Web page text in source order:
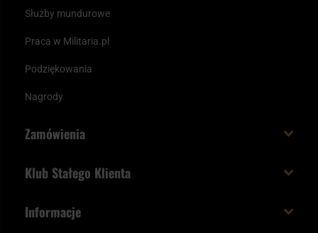
Służby mundurowe
Praca w Militaria.pl
Podziękowania
Nagrody
Zamówienia
Paczka w weekend
Klub Stałego Klienta
Informacje